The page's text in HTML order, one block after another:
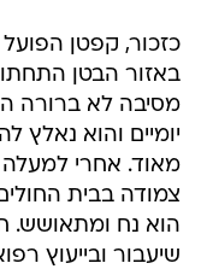
מסיבה לא ברורה
יומיים והוא
מאוד. אחרי
צמודה בבית
הוא נח ומתאושש.
שיעבור ובייעוץ
דורש עוד זמן
בליגת העל